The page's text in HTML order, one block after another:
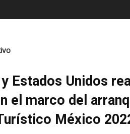
Estados Unidos
el marco del
México